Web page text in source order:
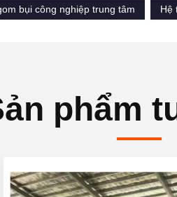
bụi công nghiệp trung tâm
Hệ
phẩm